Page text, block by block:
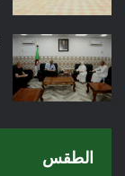
الطقس